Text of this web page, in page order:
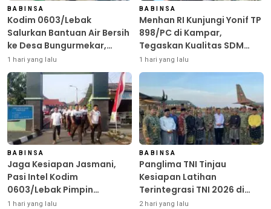
BABINSA
Kodim 0603/Lebak
Salurkan Bantuan Air Bersih
ke Desa Bungurmekar,
Ringankan Beban Warga
Terdampak Kemarau
1 hari yang lalu
BABINSA
Menhan RI Kunjungi Yonif TP
898/PC di Kampar,
Tegaskan Kualitas SDM
Kunci Kekuatan TNI
1 hari yang lalu
BABINSA
Jaga Kesiapan Jasmani,
Pasi Intel Kodim
0603/Lebak Pimpin
Pembinaan Fisik Rutin
1 hari yang lalu
BABINSA
Panglima TNI Tinjau
Kesiapan Latihan
Terintegrasi TNI 2026 di
Dabo Singkep
2 hari yang lalu